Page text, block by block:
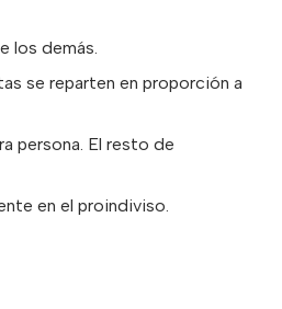
los demás.
se reparten en proporción a
persona. El resto de
en el proindiviso.